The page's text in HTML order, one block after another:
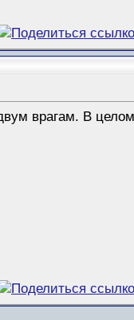
врагам. В